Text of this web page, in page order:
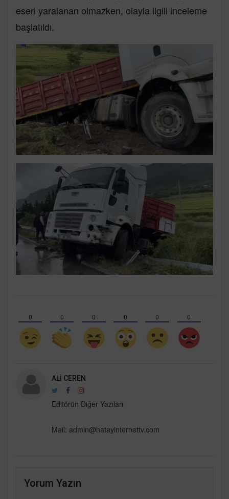
eseri yaralanan olmazken, olayla ilgili inceleme
başlatıldı.
0 0 0 0 0 0
ALI CEREN
Editörün Diğer Yazıları
Mail: admin@hatayinternettv.com
Yorum Yazın